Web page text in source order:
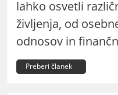
lahko osvetli
življenja, od
odnosov in
Preberi članek